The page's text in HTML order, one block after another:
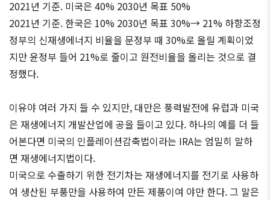
2021년 기준. 미국은 40% 2030년 목표 50%
2021년 기준. 한국은 10% 2030년 목표 30%→ 21% 하향조정
정부의 신재생에너지 비율을 문정부 때 30%로 올릴 계획이었
지만 윤정부 들어 21%로 줄이고 원전비율을 올리는 것으로 결
정했다.
이유야 여러 가지 들 수 있지만, 대만은 풍력발전에 유럽과 미국
은 재생에너지 개발산업에 공을 들이고 있다. 하나의 예를 더 들
어본다면 미국의 인플레이션감축법이라는 IRA는 엄밀히 말하
면 재생에너지법이다.
미국으로 수출하기 위한 전기차는 재생에너지를 전기로 사용하
여 생산된 부품만을 사용하여 만든 제품이여 야만 한다. 그 말은